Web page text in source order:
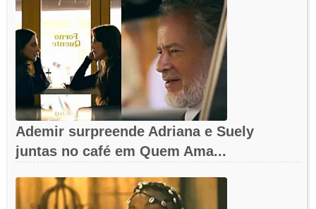
Ademir surpreende Adriana e Suely
juntas no café em Quem Ama...